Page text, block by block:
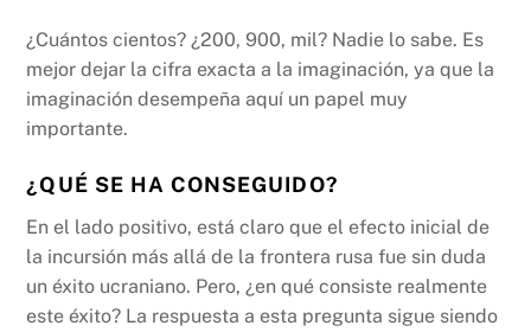
¿Cuántos cientos? ¿200, 900, mil? Nadie lo sabe. Es
mejor dejar la cifra exacta a la imaginación, ya que la
imaginación desempeña aquí un papel muy
importante.
¿QUÉ SE HA CONSEGUIDO?
En el lado positivo, está claro que el efecto inicial de
la incursión más allá de la frontera rusa fue sin duda
un éxito ucraniano. Pero, ¿en qué consiste realmente
este éxito? La respuesta a esta pregunta sigue siendo